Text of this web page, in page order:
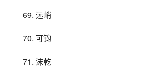
69. 远峭
70. 可钧
71. 沫乾